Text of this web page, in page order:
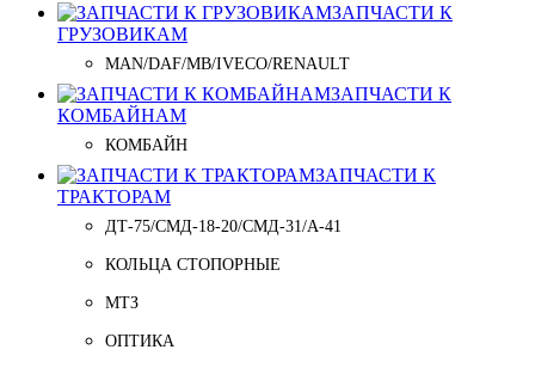
ЗАПЧАСТИ К
ГРУЗОВИКАМ
MAN/DAF/MB/IVECO/RENAULT
ЗАПЧАСТИ К
КОМБАЙНАМ
КОМБАЙН
ЗАПЧАСТИ К
ТРАКТОРАМ
ДТ-75/СМД-18-20/СМД-31/A-41
КОЛЬЦА СТОПОРНЫЕ
МТЗ
ОПТИКА